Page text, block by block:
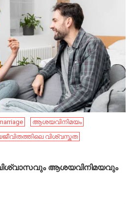
ആശയവിനിമയം
വിശ്വസ്തത
ആശയവിനിമയവും